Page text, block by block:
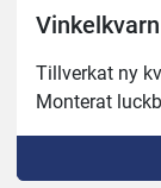
Tillverkat ny
Monterat